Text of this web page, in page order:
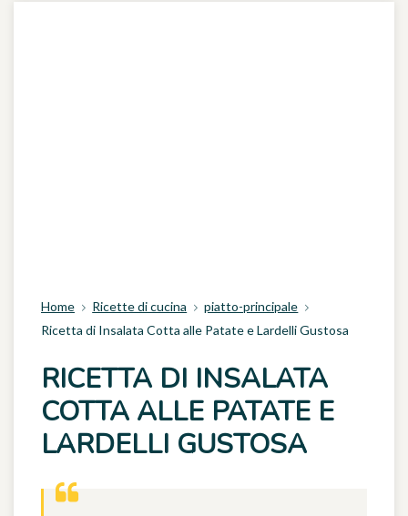
Home Ricette di cucina
piatto-principale
Ricetta di Insalata Cotta alle Patate e Lardelli Gustosa
RICETTA DI INSALATA
COTTA ALLE PATATE E
LARDELLI GUSTOSA